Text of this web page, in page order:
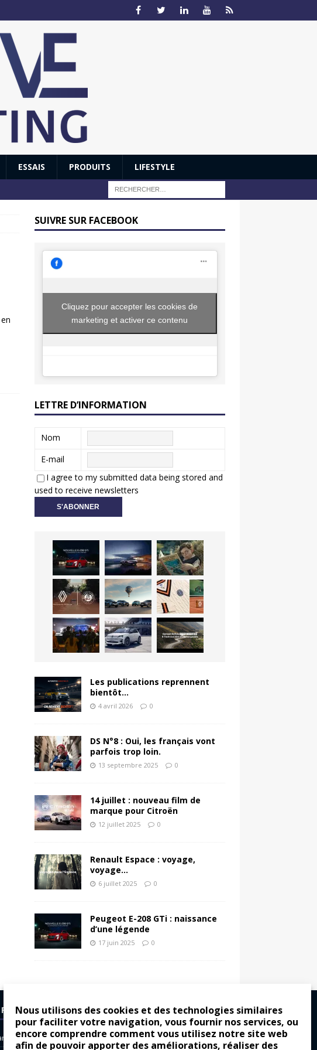
Nous utilisons des cookies et des technologies similaires
pour faciliter votre navigation, vous fournir nos services, ou
encore comprendre comment vous utilisez notre site web
afin de pouvoir apporter des améliorations, réaliser des
ESSAIS PRODUITS LIFESTYLE
SUIVRE SUR FACEBOOK
Cliquez pour accepter les cookies de
marketing et activer ce contenu
LETTRE D’INFORMATION
Nom
E-mail
I agree to my submitted data being stored and
used to receive newsletters
Les publications reprennent
bientôt…
4 avril 2026 0
DS N°8 : Oui, les français vont
parfois trop loin.
13 septembre 2025 0
14 juillet : nouveau film de
marque pour Citroën
12 juillet 2025 0
Renault Espace : voyage,
voyage…
6 juillet 2025 0
Peugeot E-208 GTi : naissance
d’une légende
17 juin 2025 0
Dacia Sandero : pour les gens vrais